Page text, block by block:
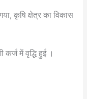
कृषि क्षेत्र का विकास
में वृद्धि हुई ।